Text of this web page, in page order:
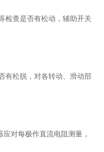
查是否有松动，辅助开关
松脱，对各转动、滑动部
对每极作直流电阻测量，